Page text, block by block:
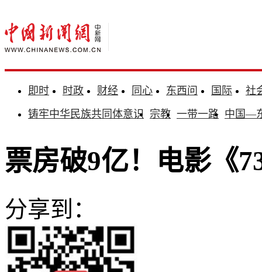
即时 时政 财经 同心 东西问 国际
社
铸牢中华民族共同体意识 宗教 一带一路 中国—
票房破9亿！电影《
分享到：